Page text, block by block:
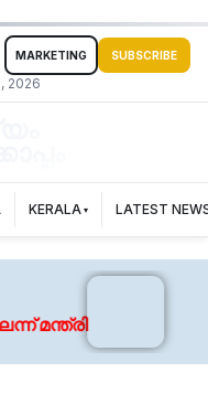
2026
MARKETING SUBSCRIBE
KERALA LATEST